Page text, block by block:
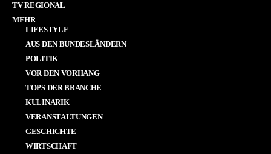
TV REGIONAL
MEHR
LIFESTYLE
AUS DEN BUNDESLÄNDERN
POLITIK
VOR DEN VORHANG
TOPS DER BRANCHE
KULINARIK
VERANSTALTUNGEN
GESCHICHTE
WIRTSCHAFT